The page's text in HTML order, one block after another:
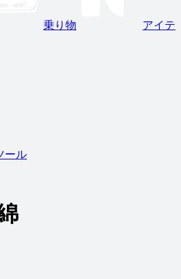
乗り物
アイテ
ール